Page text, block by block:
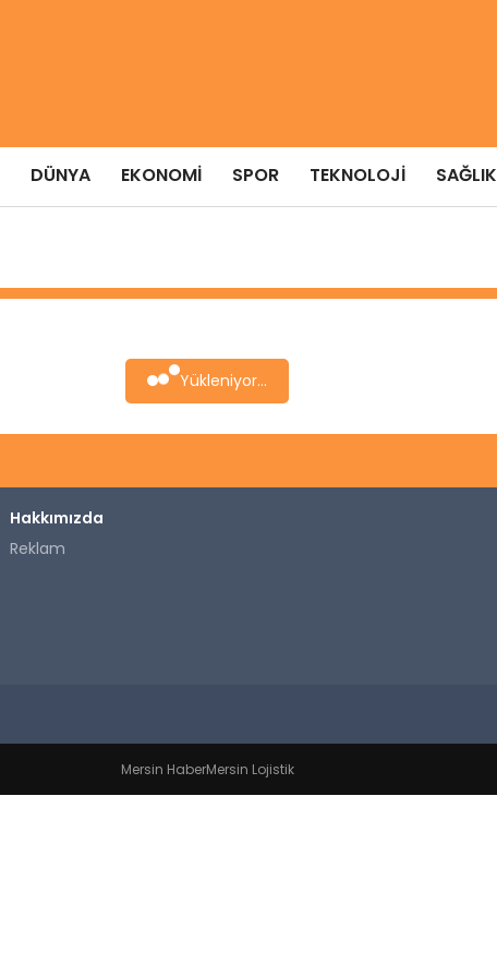
DÜNYA EKONOMI SPOR TEKNOLOJI SAĞLIK
Yükleniyor...
Hakkımızda
Reklam
Mersin HaberMersin Lojistik